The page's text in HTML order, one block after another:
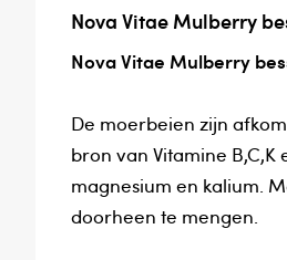
Nova Vitae Mulberry
Nova Vitae Mulberry
De moerbeien zijn
bron van Vitamine
magnesium en kalium.
doorheen te mengen.